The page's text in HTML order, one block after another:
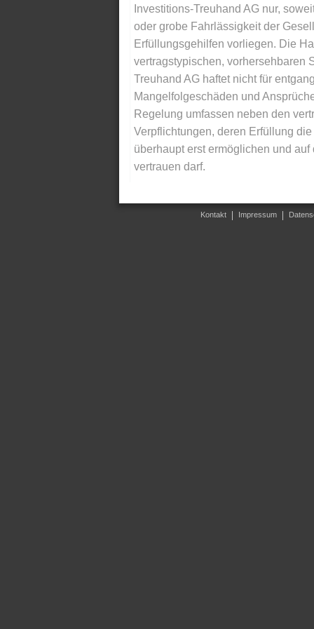
Investitions-Treuhand AG nur,
oder grobe Fahrlässigkeit der
Erfüllungsgehilfen vorliegen. Die
vertragstypischen, vorhersehbaren
Treuhand AG haftet nicht für
Mangelfolgeschäden und
Regelung umfassen neben den
Verpflichtungen, deren Erfüllung
überhaupt erst ermöglichen und
vertrauen darf.
Kontakt Impressum